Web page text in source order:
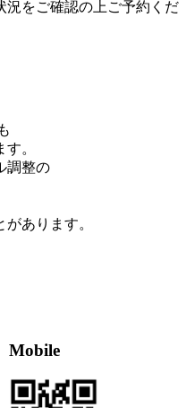
況をご確認の上ご予約くだ
。
調整の
あります。
Mobile